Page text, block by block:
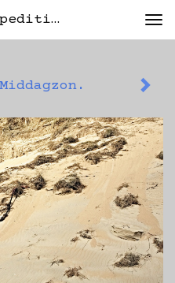
Mat Jongenelen - Expeditie Middagzon.